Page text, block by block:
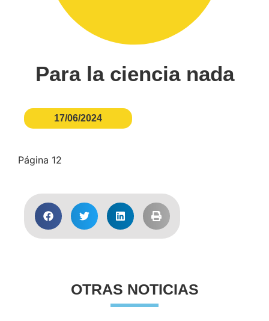
Para la ciencia nada
17/06/2024
Página 12
OTRAS NOTICIAS